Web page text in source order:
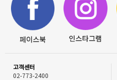
고객센터
02-773-2400